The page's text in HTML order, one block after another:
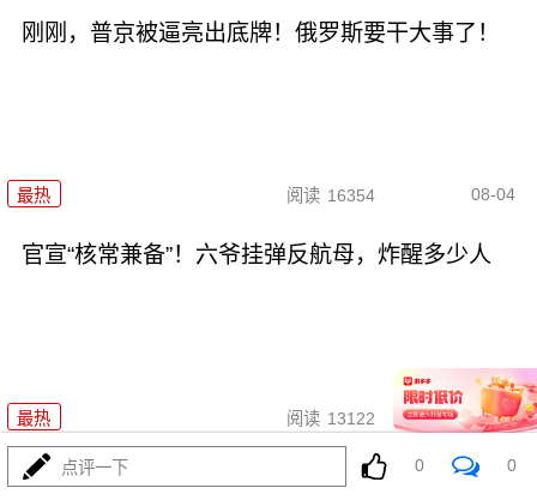
刚刚，普京被逼亮出底牌！俄罗斯要干大事了！
最热 阅读 16354 08-04
官宣“核常兼备”！六爷挂弹反航母，炸醒多少人
最热 阅读 13122 08-04
特朗普一句“珍珠港除外”，撕开美国霸权遮羞布
点评一下 0 0